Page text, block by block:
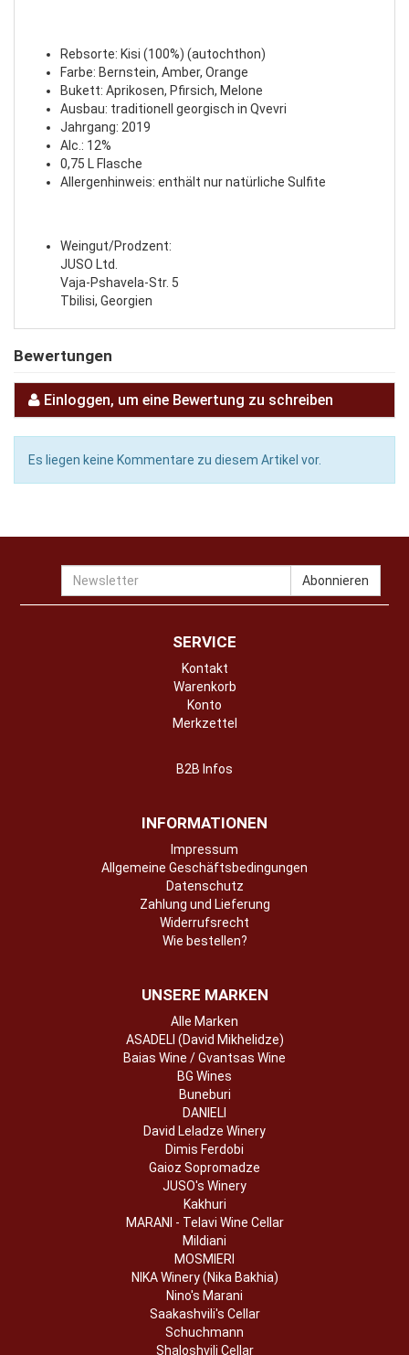
Rebsorte: Kisi (100%) (autochthon)
Farbe: Bernstein, Amber, Orange
Bukett: Aprikosen, Pfirsich, Melone
Ausbau: traditionell georgisch in Qvevri
Jahrgang: 2019
Alc.: 12%
0,75 L Flasche
Allergenhinweis: enthält nur natürliche Sulfite
Weingut/Prodzent:
JUSO Ltd.
Vaja-Pshavela-Str. 5
Tbilisi, Georgien
Bewertungen
Einloggen, um eine Bewertung zu schreiben
Es liegen keine Kommentare zu diesem Artikel vor.
Newsletter Abonnieren
SERVICE
Kontakt
Warenkorb
Konto
Merkzettel
B2B Infos
INFORMATIONEN
Impressum
Allgemeine Geschäftsbedingungen
Datenschutz
Zahlung und Lieferung
Widerrufsrecht
Wie bestellen?
UNSERE MARKEN
Alle Marken
ASADELI (David Mikhelidze)
Baias Wine / Gvantsas Wine
BG Wines
Buneburi
DANIELI
David Leladze Winery
Dimis Ferdobi
Gaioz Sopromadze
JUSO's Winery
Kakhuri
MARANI - Telavi Wine Cellar
Mildiani
MOSMIERI
NIKA Winery (Nika Bakhia)
Nino's Marani
Saakashvili's Cellar
Schuchmann
Shaloshvili Cellar